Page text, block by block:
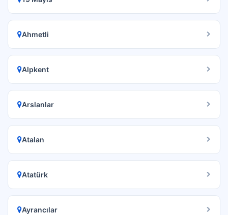
Ahmetli
Alpkent
Arslanlar
Atalan
Atatürk
Ayrancılar